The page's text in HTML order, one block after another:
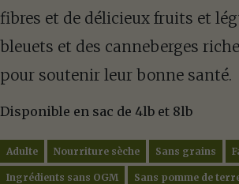
fibres et de délicieux fruits et
bleuets et des canneberges
pour soutenir leur bonne santé.
Disponible en sac de 4lb et 8lb
Adulte Nourriture sèche Sans grains
Ingrédients sans OGM Sans pomme de